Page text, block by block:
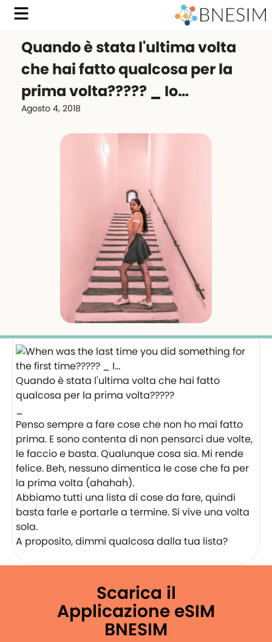
Quando è stata l'ultima volta
che hai fatto qualcosa per la
prima volta????? _ Io…
Agosto 4, 2018
Quando è stata l'ultima volta che hai fatto
qualcosa per la prima volta?????
_
Penso sempre a fare cose che non ho mai fatto
prima. E sono contenta di non pensarci due volte,
le faccio e basta. Qualunque cosa sia. Mi rende
felice. Beh, nessuno dimentica le cose che fa per
la prima volta (ahahah).
Abbiamo tutti una lista di cose da fare, quindi
basta farle e portarle a termine. Si vive una volta
sola.
A proposito, dimmi qualcosa dalla tua lista?
Scarica il
Applicazione eSIM
BNESIM